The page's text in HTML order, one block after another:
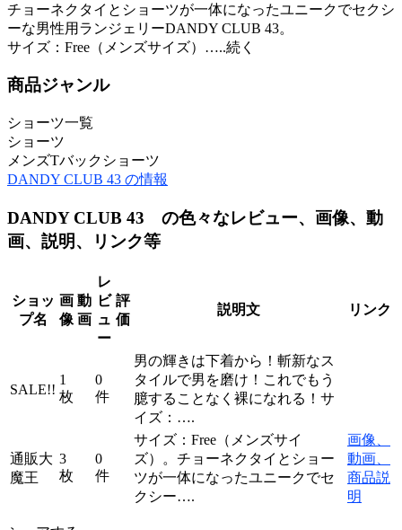
チョーネクタイとショーツが一体になったユニークでセクシ
ーな男性用ランジェリーDANDY CLUB 43。
サイズ：Free（メンズサイズ）…..続く
商品ジャンル
ショーツ一覧
ショーツ
メンズTバックショーツ
DANDY CLUB 43 の情報
DANDY CLUB 43 の色々なレビュー、画像、動
画、説明、リンク等
ショッ
プ名
画
像
動
画
レ
ビ
ュ
ー
評
価
説明文 リンク
SALE!!
1
枚
0
件
男の輝きは下着から！斬新なス
タイルで男を磨け！これでもう
臆することなく裸になれる！サ
イズ：….
通販大
魔王
3
枚
0
件
サイズ：Free（メンズサイ
ズ）。チョーネクタイとショー
ツが一体になったユニークでセ
クシー….
画像、
動画、
商品説
明